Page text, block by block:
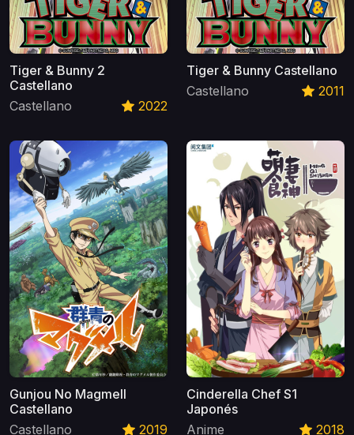
Tiger & Bunny 2
Castellano
Castellano
2022
Tiger & Bunny Castellano
Castellano
2011
Gunjou No Magmell
Castellano
Castellano
2019
Cinderella Chef S1
Japonés
Anime
2018